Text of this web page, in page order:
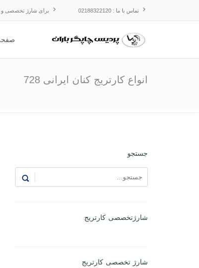
تماس با ما : 02188322120 برای شارژ تخصصی و
انواع کارتریج کنان ایرانی 728
جستجو
شارژتخصصی کارتریج
شارژ تخصصی کارتریج